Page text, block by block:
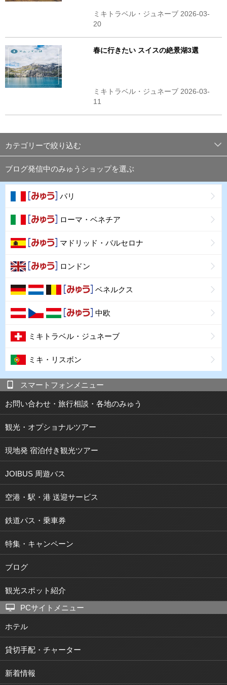
ミキトラベル・ジュネーブ 2026-03-
20
春に行きたい スイスの絶景湖3選
ミキトラベル・ジュネーブ 2026-03-
11
カテゴリーで絞り込む
ブログ発信中のみゅうショップを選ぶ
パリ
ローマ・ベネチア
マドリッド・バルセロナ
ロンドン
ベネルクス
中欧
ミキトラベル・ジュネーブ
ミキ・リスボン
スマートフォンメニュー
お問い合わせ・旅行相談・各地のみゅう
観光・オプショナルツアー
現地発 宿泊付き観光ツアー
JOIBUS 周遊バス
空港・駅・港 送迎サービス
鉄道パス・乗車券
特集・キャンペーン
ブログ
観光スポット紹介
PCサイトメニュー
ホテル
貸切手配・チャーター
新着情報